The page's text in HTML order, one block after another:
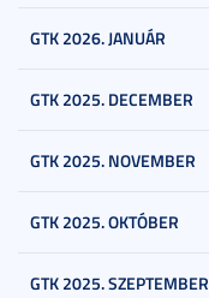
GTK 2026. JANUÁR
GTK 2025. DECEMBER
GTK 2025. NOVEMBER
GTK 2025. OKTÓBER
GTK 2025. SZEPTEMBER